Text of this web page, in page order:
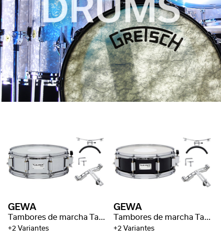
GEWA
Tambores de marcha Tambor pequeño
+2 Variantes
GEWA
Tambores de marcha Tambor pequeño
+2 Variantes